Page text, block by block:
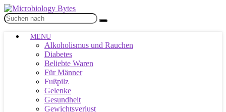
MENU
Alkoholismus und Rauchen
Diabetes
Beliebte Waren
Für Männer
Fußpilz
Gelenke
Gesundheit
Gewichtsverlust